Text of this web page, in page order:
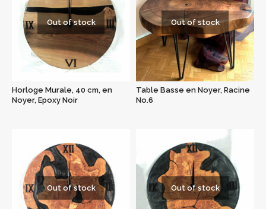
Out of stock
Horloge Murale, 40 cm, en
Noyer, Epoxy Noir
Out of stock
Table Basse en Noyer, Racine
No.6
Out of stock Out of stock